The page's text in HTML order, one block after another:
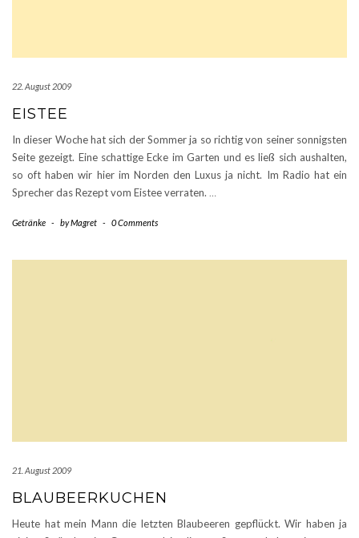
22. August 2009
EISTEE
In dieser Woche hat sich der Sommer ja so richtig von seiner sonnigsten
Seite gezeigt. Eine schattige Ecke im Garten und es ließ sich aushalten,
so oft haben wir hier im Norden den Luxus ja nicht. Im Radio hat ein
Sprecher das Rezept vom Eistee verraten. …
Getränke - byMagret - 0 Comments
21. August 2009
BLAUBEERKUCHEN
Heute hat mein Mann die letzten Blaubeeren gepflückt. Wir haben ja